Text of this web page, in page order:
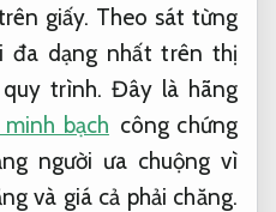
giấy. Theo sát từng
đa dạng nhất trên thị
trình. Đây là hãng
bạch công chứng
người ưa chuộng vì
và giá cả phải chăng.